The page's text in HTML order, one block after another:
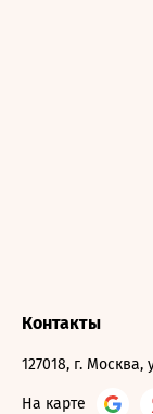
Контакты
127018, г. Москва,
На карте